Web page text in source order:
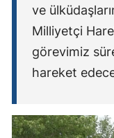
ve
Milliyetçi
görevimiz
hareket